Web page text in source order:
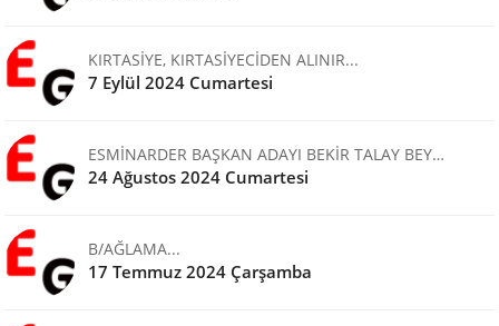
KIRTASİYE, KIRTASİYECİDEN ALINIR...
7 Eylül 2024 Cumartesi
ESMİNARDER BAŞKAN ADAYI BEKİR TALAY BEY…
24 Ağustos 2024 Cumartesi
B/AĞLAMA...
17 Temmuz 2024 Çarşamba